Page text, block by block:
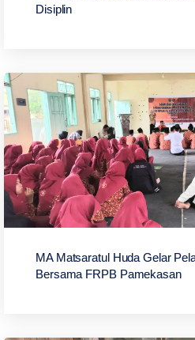
Disiplin
MA Matsaratul Huda Gelar
Bersama FRPB Pamekasan